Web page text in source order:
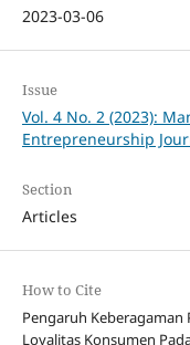
2023-03-06
Issue
Vol. 4 No. 2 (2023):
Entrepreneurship
Section
Articles
How to Cite
Pengaruh
Loyalitas Konsumen